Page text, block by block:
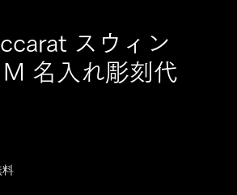
スウィン
名入れ彫刻代
料